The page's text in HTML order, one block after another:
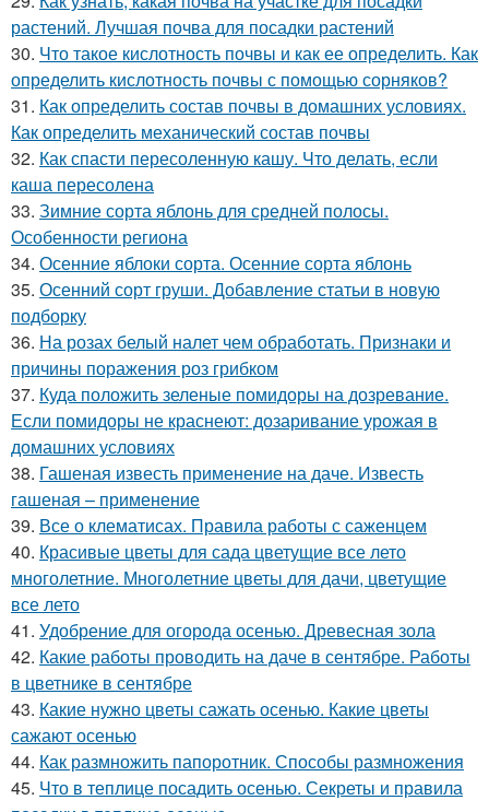
растений. Лучшая почва для посадки растений
30. Что такое кислотность почвы и как ее определить. Как
определить кислотность почвы с помощью сорняков?
31. Как определить состав почвы в домашних условиях.
Как определить механический состав почвы
32. Как спасти пересоленную кашу. Что делать, если
каша пересолена
33. Зимние сорта яблонь для средней полосы.
Особенности региона
34. Осенние яблоки сорта. Осенние сорта яблонь
35. Осенний сорт груши. Добавление статьи в новую
подборку
36. На розах белый налет чем обработать. Признаки и
причины поражения роз грибком
37. Куда положить зеленые помидоры на дозревание.
Если помидоры не краснеют: дозаривание урожая в
домашних условиях
38. Гашеная известь применение на даче. Известь
гашеная – применение
39. Все о клематисах. Правила работы с саженцем
40. Красивые цветы для сада цветущие все лето
многолетние. Многолетние цветы для дачи, цветущие
все лето
41. Удобрение для огорода осенью. Древесная зола
42. Какие работы проводить на даче в сентябре. Работы
в цветнике в сентябре
43. Какие нужно цветы сажать осенью. Какие цветы
сажают осенью
44. Как размножить папоротник. Способы размножения
45. Что в теплице посадить осенью. Секреты и правила